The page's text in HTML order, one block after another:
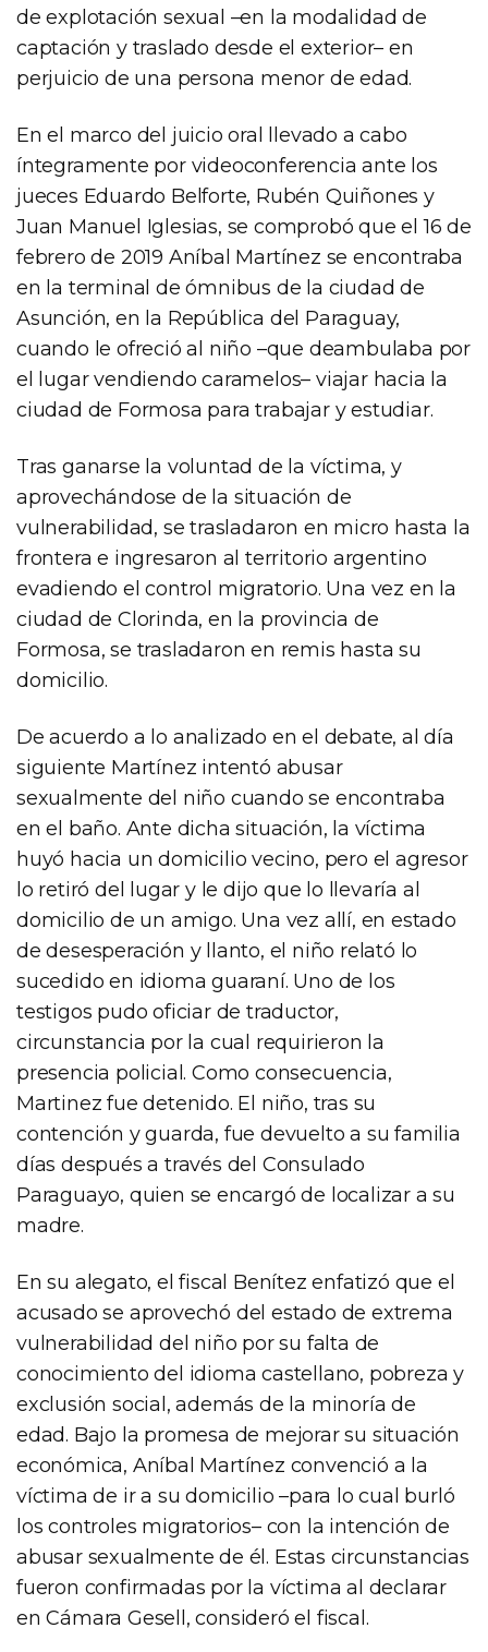
de explotación sexual –en la modalidad de
captación y traslado desde el exterior– en
perjuicio de una persona menor de edad.
En el marco del juicio oral llevado a cabo
íntegramente por videoconferencia ante los
jueces Eduardo Belforte, Rubén Quiñones y
Juan Manuel Iglesias, se comprobó que el 16 de
febrero de 2019 Aníbal Martínez se encontraba
en la terminal de ómnibus de la ciudad de
Asunción, en la República del Paraguay,
cuando le ofreció al niño –que deambulaba por
el lugar vendiendo caramelos– viajar hacia la
ciudad de Formosa para trabajar y estudiar.
Tras ganarse la voluntad de la víctima, y
aprovechándose de la situación de
vulnerabilidad, se trasladaron en micro hasta la
frontera e ingresaron al territorio argentino
evadiendo el control migratorio. Una vez en la
ciudad de Clorinda, en la provincia de
Formosa, se trasladaron en remis hasta su
domicilio.
De acuerdo a lo analizado en el debate, al día
siguiente Martínez intentó abusar
sexualmente del niño cuando se encontraba
en el baño. Ante dicha situación, la víctima
huyó hacia un domicilio vecino, pero el agresor
lo retiró del lugar y le dijo que lo llevaría al
domicilio de un amigo. Una vez allí, en estado
de desesperación y llanto, el niño relató lo
sucedido en idioma guaraní. Uno de los
testigos pudo oficiar de traductor,
circunstancia por la cual requirieron la
presencia policial. Como consecuencia,
Martinez fue detenido. El niño, tras su
contención y guarda, fue devuelto a su familia
días después a través del Consulado
Paraguayo, quien se encargó de localizar a su
madre.
En su alegato, el fiscal Benítez enfatizó que el
acusado se aprovechó del estado de extrema
vulnerabilidad del niño por su falta de
conocimiento del idioma castellano, pobreza y
exclusión social, además de la minoría de
edad. Bajo la promesa de mejorar su situación
económica, Aníbal Martínez convenció a la
víctima de ir a su domicilio –para lo cual burló
los controles migratorios– con la intención de
abusar sexualmente de él. Estas circunstancias
fueron confirmadas por la víctima al declarar
en Cámara Gesell, consideró el fiscal.